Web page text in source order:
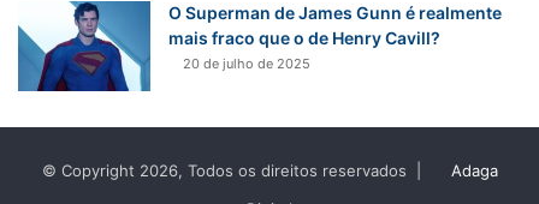
O Superman de James Gunn é realmente
mais fraco que o de Henry Cavill?
20 de julho de 2025
© Copyright 2026, Todos os direitos reservados |
Adaga